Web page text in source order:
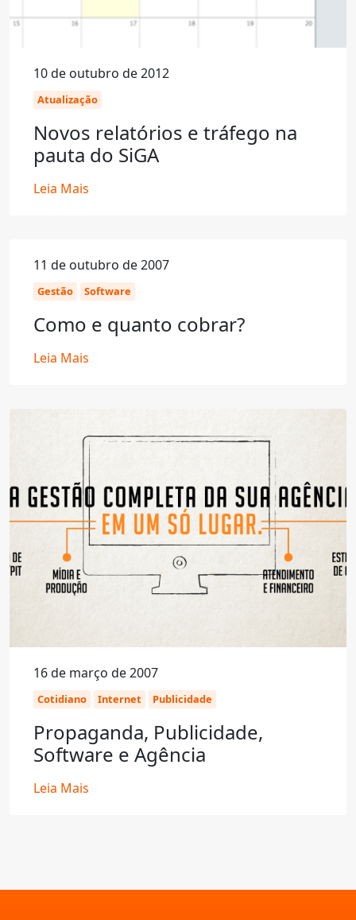
10 de outubro de 2012
Atualização
Novos relatórios e tráfego na
pauta do SiGA
Leia Mais
11 de outubro de 2007
Gestão Software
Como e quanto cobrar?
Leia Mais
16 de março de 2007
Cotidiano Internet Publicidade
Propaganda, Publicidade,
Software e Agência
Leia Mais